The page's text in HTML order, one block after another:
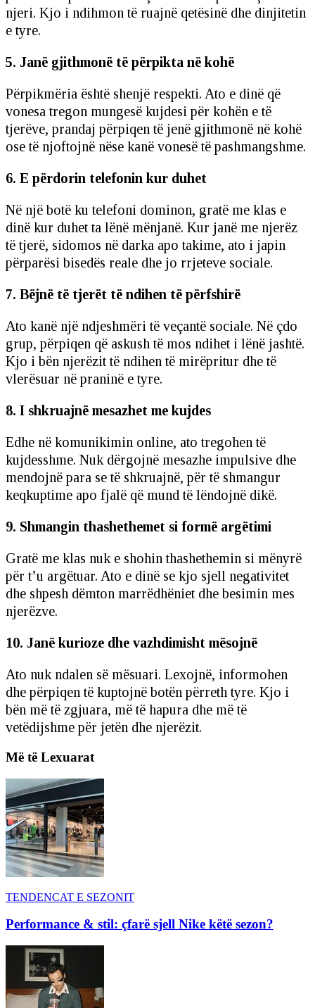
njeri. Kjo i ndihmon të ruajnë qetësinë dhe dinjitetin
e tyre.
5. Janë gjithmonë të përpikta në kohë
Përpikmëria është shenjë respekti. Ato e dinë që
vonesa tregon mungesë kujdesi për kohën e të
tjerëve, prandaj përpiqen të jenë gjithmonë në kohë
ose të njoftojnë nëse kanë vonesë të pashmangshme.
6. E përdorin telefonin kur duhet
Në një botë ku telefoni dominon, gratë me klas e
dinë kur duhet ta lënë mënjanë. Kur janë me njerëz
të tjerë, sidomos në darka apo takime, ato i japin
përparësi bisedës reale dhe jo rrjeteve sociale.
7. Bëjnë të tjerët të ndihen të përfshirë
Ato kanë një ndjeshmëri të veçantë sociale. Në çdo
grup, përpiqen që askush të mos ndihet i lënë jashtë.
Kjo i bën njerëzit të ndihen të mirëpritur dhe të
vlerësuar në praninë e tyre.
8. I shkruajnë mesazhet me kujdes
Edhe në komunikimin online, ato tregohen të
kujdesshme. Nuk dërgojnë mesazhe impulsive dhe
mendojnë para se të shkruajnë, për të shmangur
keqkuptime apo fjalë që mund të lëndojnë dikë.
9. Shmangin thashethemet si formë argëtimi
Gratë me klas nuk e shohin thashethemin si mënyrë
për t’u argëtuar. Ato e dinë se kjo sjell negativitet
dhe shpesh dëmton marrëdhëniet dhe besimin mes
njerëzve.
10. Janë kurioze dhe vazhdimisht mësojnë
Ato nuk ndalen së mësuari. Lexojnë, informohen
dhe përpiqen të kuptojnë botën përreth tyre. Kjo i
bën më të zgjuara, më të hapura dhe më të
vetëdijshme për jetën dhe njerëzit.
Më të Lexuarat
TENDENCAT E SEZONIT
Performance & stil: çfarë sjell Nike këtë sezon?